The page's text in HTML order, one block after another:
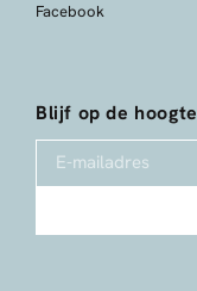
Facebook
Blijf op de hoogte